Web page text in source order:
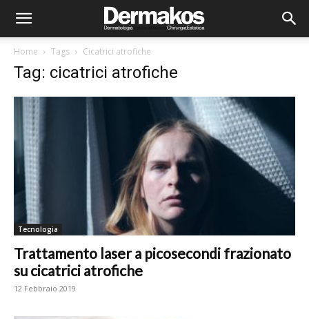
Home Tags Cicatrici atrofiche
Tag: cicatrici atrofiche
Tecnologia
Trattamento laser a picosecondi frazionato
su cicatrici atrofiche
12 Febbraio 2019